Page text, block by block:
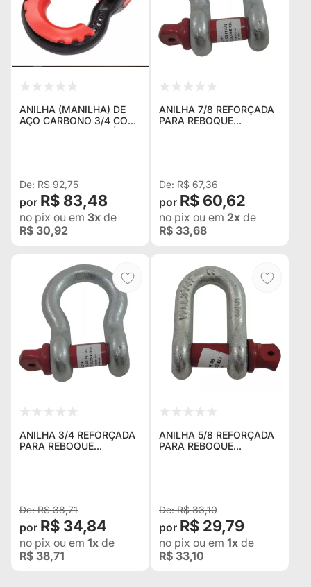
ANILHA (MANILHA) DE
AÇO CARBONO 3/4 COM
PROTETOR ANTI RUÍDO
R$ 92,75
R$ 83,48
no pix ou em 3x de
R$ 30,92
ANILHA 7/8 REFORÇADA
PARA REBOQUE
R$ 67,36
R$ 60,62
no pix ou em 2x de
R$ 33,68
ANILHA 3/4 REFORÇADA
PARA REBOQUE
R$ 38,71
R$ 34,84
no pix ou em 1x de
R$ 38,71
ANILHA 5/8 REFORÇADA
PARA REBOQUE
R$ 33,10
R$ 29,79
no pix ou em 1x de
R$ 33,10